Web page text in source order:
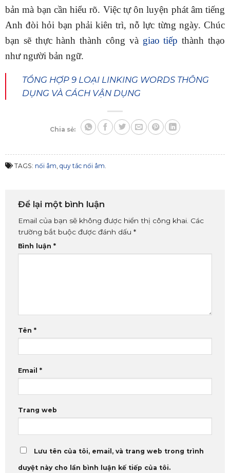
bản mà bạn cần hiểu rõ. Việc tự ôn luyện phát âm tiếng
Anh đòi hỏi bạn phải kiên trì, nỗ lực từng ngày. Chúc
bạn sẽ thực hành thành công và giao tiếp thành thạo
như người bản ngữ.
TỔNG HỢP 9 LOẠI LINKING WORDS THÔNG
DỤNG VÀ CÁCH VẬN DỤNG
Chia sẻ:
TAGS: nối âm, quy tắc nối âm.
Để lại một bình luận
Email của bạn sẽ không được hiển thị công khai. Các
trường bắt buộc được đánh dấu *
Bình luận *
Tên *
Email *
Trang web
Lưu tên của tôi, email, và trang web trong trình
duyệt này cho lần bình luận kế tiếp của tôi.